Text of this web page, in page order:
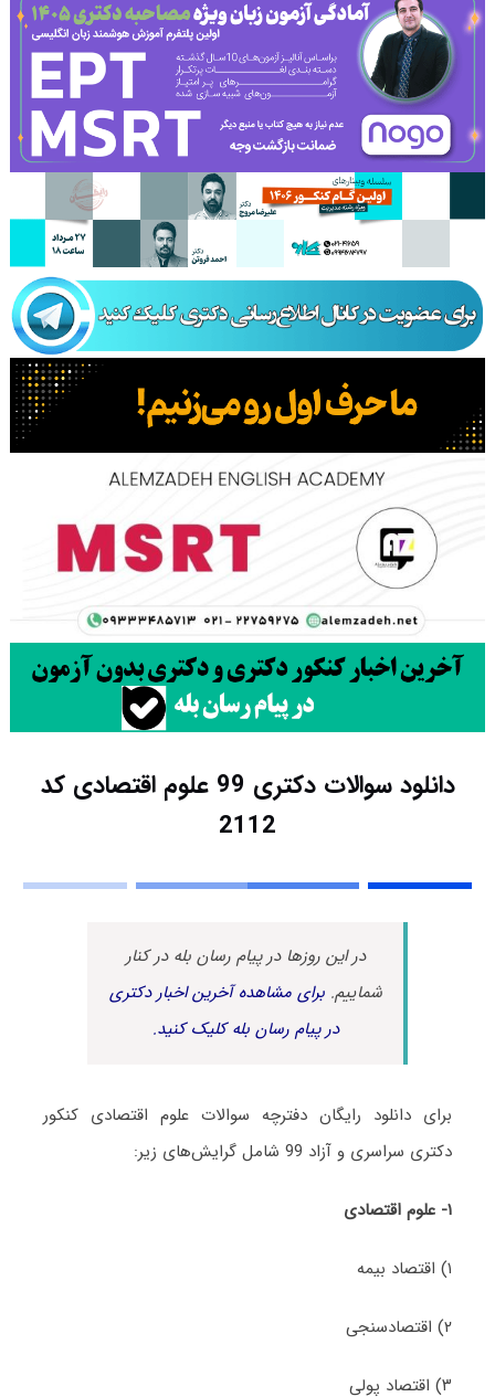
دانلود سوالات دکتری 99 علوم اقتصادی کد
2112
در این روزها در پیام رسان بله در کنار
شماییم.برای مشاهده آخرین اخبار دکتری
در پیام رسان بله کلیک کنید.
برای دانلود رایگان دفترچه سوالات علوم اقتصادی کنکور
دکتری سراسری و آزاد 99 شامل گرایش‌های زیر:
۱- علوم اقتصادی
۱) اقتصاد بیمه
۲) اقتصادسنجی
۳) اقتصاد پولی